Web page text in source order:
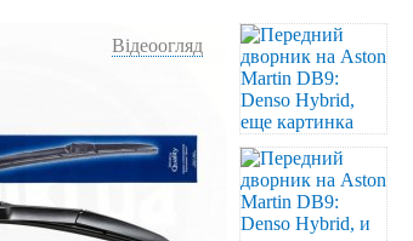
Відеоогляд